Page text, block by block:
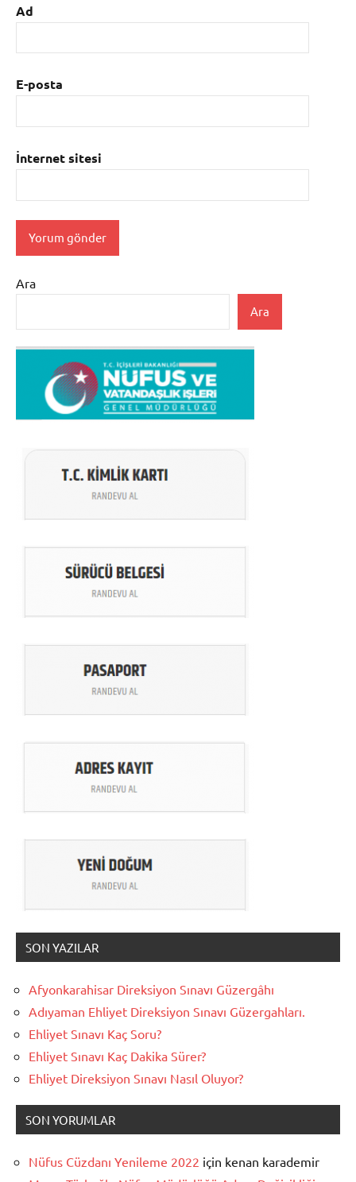
Ad
E-posta
İnternet sitesi
Ara
Ara
SON YAZILAR
Afyonkarahisar Direksiyon Sınavı Güzergâhı
Adıyaman Ehliyet Direksiyon Sınavı Güzergahları.
Ehliyet Sınavı Kaç Soru?
Ehliyet Sınavı Kaç Dakika Sürer?
Ehliyet Direksiyon Sınavı Nasıl Oluyor?
SON YORUMLAR
Nüfus Cüzdanı Yenileme 2022 için kenan karademir